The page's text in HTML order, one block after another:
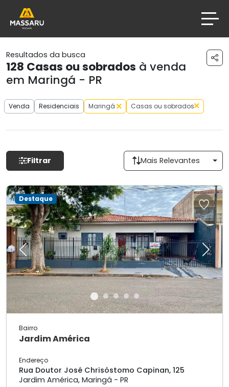
Resultados da busca
128 Casas ou sobrados à venda
em Maringá - PR
Venda Residenciais Maringá Casas ou sobrados
Filtrar Mais Relevantes
Previous Next
Destaque
Bairro
Jardim América
Endereço
Rua Doutor José Chrisóstomo Capinan, 125
Jardim América, Maringá - PR